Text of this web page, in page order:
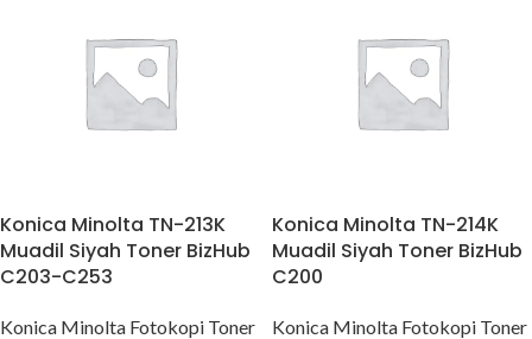
Konica Minolta TN-213K
Muadil Siyah Toner BizHub
C203-C253
Konica Minolta Fotokopi Toner
Konica Minolta TN-214K
Muadil Siyah Toner BizHub
C200
Konica Minolta Fotokopi Toner